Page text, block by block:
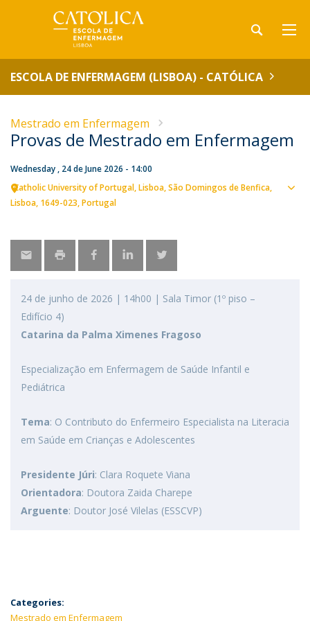
ESCOLA DE ENFERMAGEM (LISBOA) - CATÓLICA
Mestrado em Enfermagem
Provas de Mestrado em Enfermagem
Wednesday , 24 de June 2026 - 14:00
Catholic University of Portugal Lisboa São Domingos de Benfica,
Lisboa 1649-023 Portugal
24 de junho de 2026 | 14h00 | Sala Timor (1º piso –
Edifício 4)
Catarina da Palma Ximenes Fragoso
Especialização em Enfermagem de Saúde Infantil e
Pediátrica
Tema: O Contributo do Enfermeiro Especialista na Literacia
em Saúde em Crianças e Adolescentes
Presidente Júri: Clara Roquete Viana
Orientadora: Doutora Zaida Charepe
Arguente: Doutor José Vilelas (ESSCVP)
Categories:
Mestrado em Enfermagem